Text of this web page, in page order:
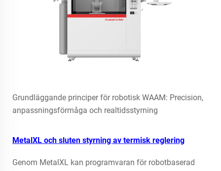
Grundläggande principer för robotisk WAAM: Precision,
anpassningsförmåga och realtidsstyrning
MetalXL och sluten styrning av termisk reglering
Genom MetalXL kan programvaran för robotbaserad